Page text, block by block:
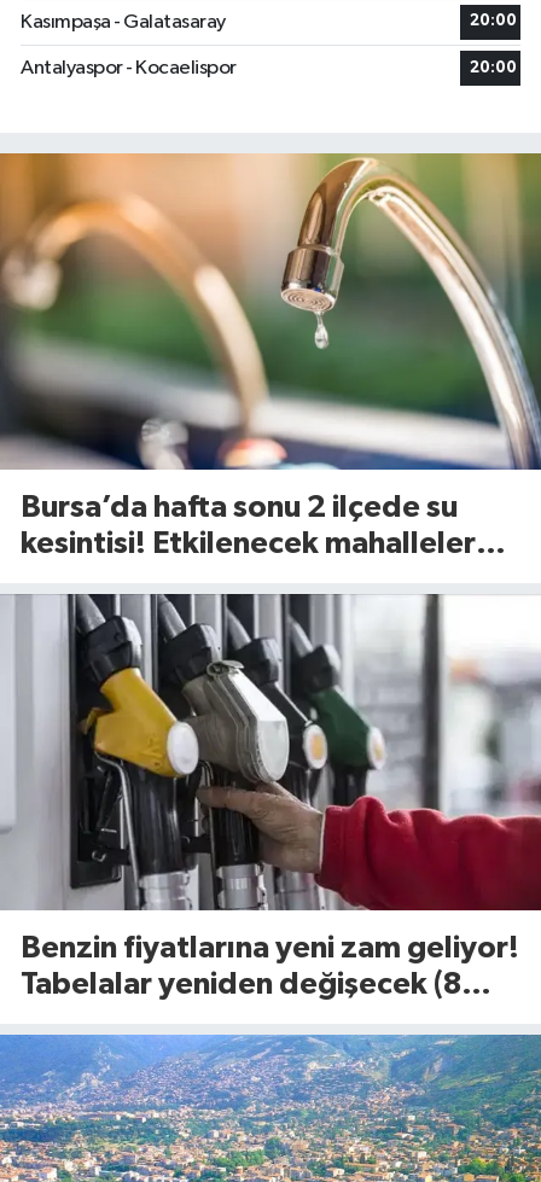
Kasımpaşa - Galatasaray 20:00
Antalyaspor - Kocaelispor 20:00
Bursa’da hafta sonu 2 ilçede su
kesintisi! Etkilenecek mahalleler
Benzin fiyatlarına yeni zam geliyor!
Tabelalar yeniden değişecek (8